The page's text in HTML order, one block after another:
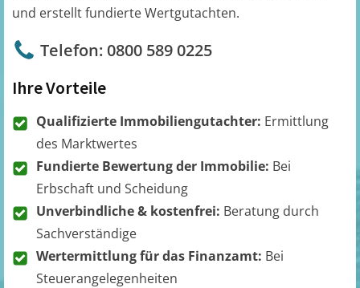
und erstellt fundierte Wertgutachten.
Telefon: 0800 589 0225
Ihre Vorteile
Qualifizierte Immobiliengutachter: Ermittlung
des Marktwertes
Fundierte Bewertung der Immobilie: Bei
Erbschaft und Scheidung
Unverbindliche & kostenfrei: Beratung durch
Sachverständige
Wertermittlung für das Finanzamt: Bei
Steuerangelegenheiten